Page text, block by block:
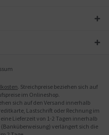
. Streichpreise beziehen sich auf
im Onlineshop.
sich auf den Versand innerhalb
Lastschrift oder Rechnung im
Lieferzeit von 1-2 Tagen innerhalb
verlängert sich die